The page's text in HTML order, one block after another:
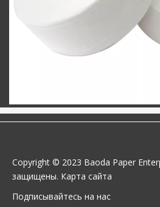
Copyright © 2023 Baoda Paper
защищены. Карта сайта
Подписывайтесь на нас